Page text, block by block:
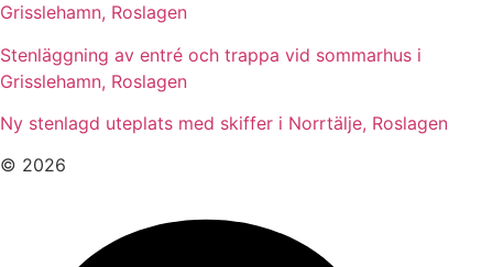
Grisslehamn, Roslagen
Stenläggning av entré och trappa vid sommarhus i
Grisslehamn, Roslagen
Ny stenlagd uteplats med skiffer i Norrtälje, Roslagen
© 2026